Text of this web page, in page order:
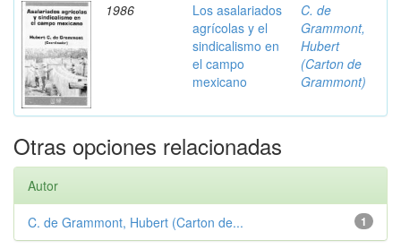
1986
Los asalariados
agrícolas y el
sindicalismo en
el campo
mexicano
C. de
Grammont,
Hubert
(Carton de
Grammont)
Otras opciones relacionadas
Autor
1
C. de Grammont, Hubert (Carton de...